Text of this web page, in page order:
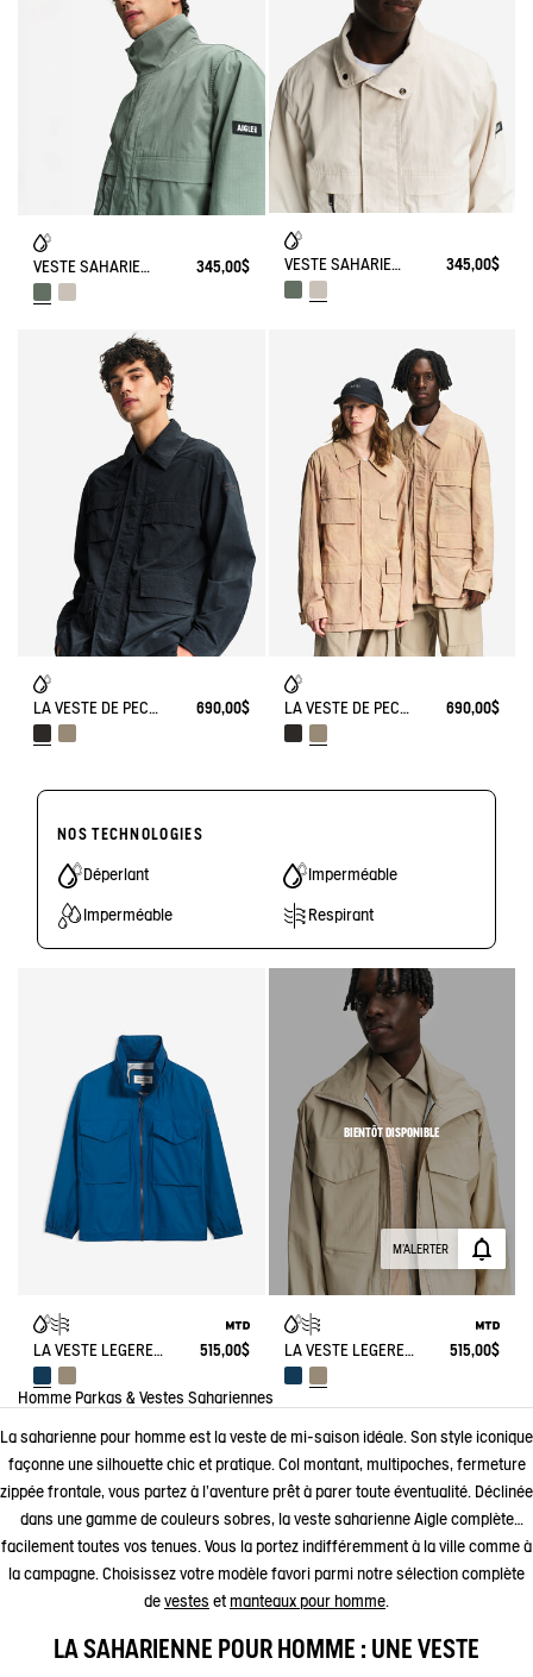
VESTE SAHARIENNE DÉPERLANTE MULTI-POCHES ANTI-UV 345,00$ VESTE SAHARIENNE DÉPERLANTE MULTI-POCHES ANTI-UV 345,00$
LA VESTE DE PÊCHEUR MIXTE AIGLE EXPERIENCE BY ÉTUDES 690,00$ LA VESTE DE PÊCHEUR MIXTE AIGLE EXPERIENCE BY ÉTUDES 690,00$
NOS TECHNOLOGIES
Déperlant Imperméable
Imperméable Respirant
LA VESTE LÉGÈRE MIXTE MTD AIGLE EXPERIENCE BY ÉTUDES 515,00$
BIENTÔT DISPONIBLE
M'ALERTER
LA VESTE LÉGÈRE MIXTE MTD AIGLE EXPERIENCE BY ÉTUDES 515,00$
Homme Parkas & Vestes Sahariennes
La saharienne pour homme est la veste de mi-saison idéale. Son style iconique
façonne une silhouette chic et pratique. Col montant, multipoches, fermeture
zippée frontale, vous partez à l’aventure prêt à parer toute éventualité. Déclinée
dans une gamme de couleurs sobres, la veste saharienne Aigle complète
facilement toutes vos tenues. Vous la portez indifféremment à la ville comme à
la campagne. Choisissez votre modèle favori parmi notre sélection complète
de vestes et manteaux pour homme.
LA SAHARIENNE POUR HOMME : UNE VESTE